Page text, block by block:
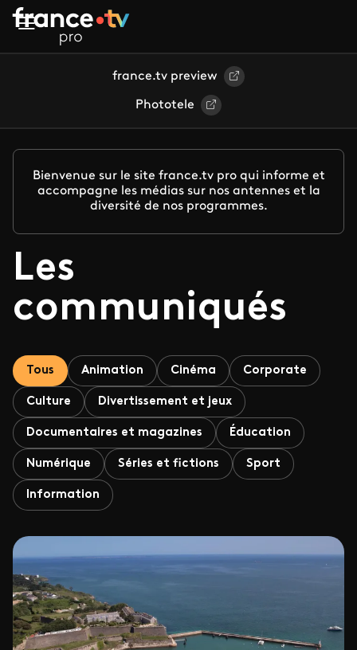
Aller au contenu principal
france.tv preview
Phototele
Bienvenue sur le site france.tv pro qui informe et
accompagne les médias sur nos antennes et la
diversité de nos programmes.
Les
communiqués
Tous Animation Cinéma Corporate
Culture Divertissement et jeux
Documentaires et magazines Éducation
Numérique Séries et fictions Sport
Information